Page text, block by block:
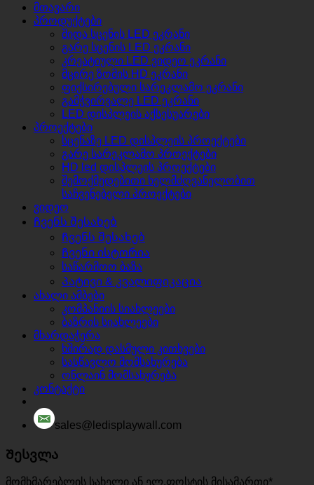
მთავარი
პროდუქტები
შიდა სცენის LED ეკრანი
გარე სცენის LED ეკრანი
კრეატიული LED ვიდეო ეკრანი
მცირე ზომის HD ეკრანი
ფიქსირებული სარეკლამო ეკრანი
გამჭვირვალე LED ეკრანი
LED დისპლეის აქსესუარები
პროექტები
სცენაზე LED დისპლეის პროექტები
გარე სარეკლამო პროექტები
HD led დისპლეის პროექტები
შემოქმედებითი ხელმძღვანელობით
საჩვენებელი პროექტები
ვიდეო
Ჩვენს შესახებ
Ჩვენს შესახებ
Ჩვენი ისტორია
საწარმოო ბაზა
Პატივი & კვალიფიკაცია
ახალი ამბები
კომპანიის სიახლეები
ბაზრის სიახლეები
მხარდაჭერა
ხშირად დასმული კითხვები
სასწავლო მომსახურება
ონლაინ მომსახურება
კონტაქტი
sales@ledisplaywall.com
Შესვლა
მომხმარებლის სახელი ან ელ.ფოსტის მისამართი*